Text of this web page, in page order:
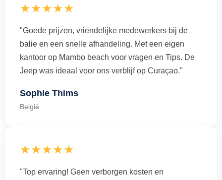
★★★★★
"Goede prijzen, vriendelijke medewerkers bij de
balie en een snelle afhandeling. Met een eigen
kantoor op Mambo beach voor vragen en Tips. De
Jeep was ideaal voor ons verblijf op Curaçao."
Sophie Thims
België
★★★★★
"Top ervaring! Geen verborgen kosten en